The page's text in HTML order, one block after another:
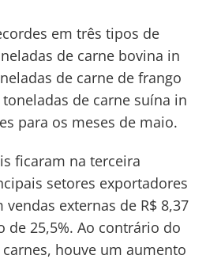
em três tipos de
de carne bovina in
de carne de frango
de carne suína in
para os meses de maio.
ficaram na terceira
setores exportadores
externas de R$ 8,37
de 25,5%. Ao contrário do
houve um aumento